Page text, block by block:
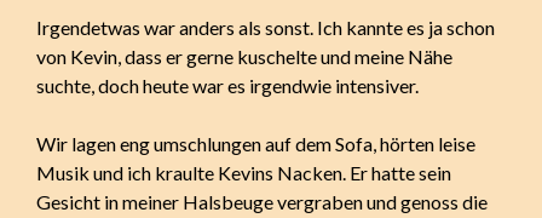
Irgendetwas war anders als sonst. Ich kannte es ja schon
von Kevin, dass er gerne kuschelte und meine Nähe
suchte, doch heute war es irgendwie intensiver.
Wir lagen eng umschlungen auf dem Sofa, hörten leise
Musik und ich kraulte Kevins Nacken. Er hatte sein
Gesicht in meiner Halsbeuge vergraben und genoss die